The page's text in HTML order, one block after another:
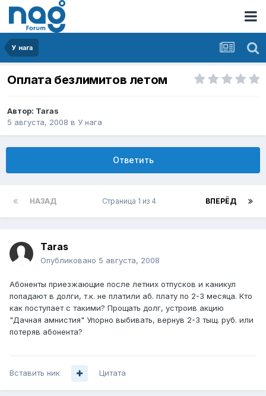
У нага
Оплата безлимитов летом
Автор: Taras
5 августа, 2008 в У нага
Ответить
НАЗАД ВПЕРЁД
Страница 1 из 4
Taras
Опубликовано 5 августа, 2008
Абоненты приезжающие после летних отпусков и каникул
попадают в долги, т.к. не платили аб. плату по 2-3 месяца. Кто
как поступает с такими? Прощать долг, устроив акцию
"Дачная амнистия" Упорно выбивать, вернув 2-3 тыщ. руб. или
потеряв абонента?
Вставить ник Цитата